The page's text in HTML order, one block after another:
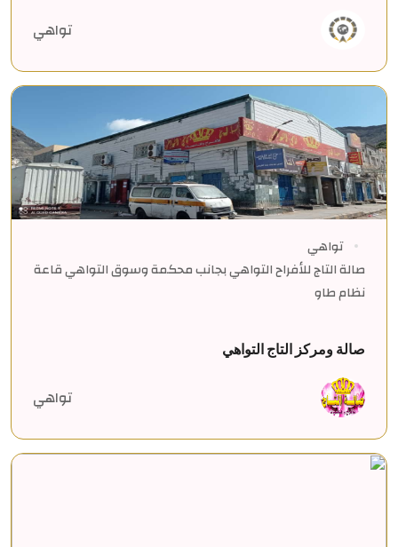
تواهي
تواهي
صالة التاج للأفراح التواهي بجانب محكمة وسوق التواهي قاعة
نظام طاو
صالة ومركز التاج التواهي
تواهي